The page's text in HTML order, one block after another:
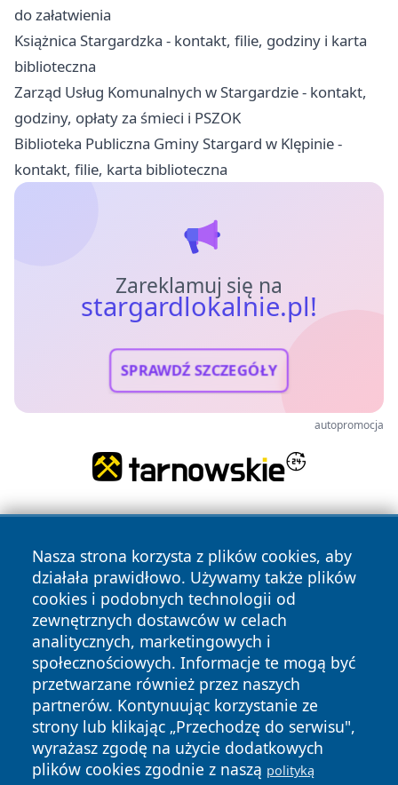
do załatwienia
Książnica Stargardzka - kontakt, filie, godziny i karta
biblioteczna
Zarząd Usług Komunalnych w Stargardzie - kontakt,
godziny, opłaty za śmieci i PSZOK
Biblioteka Publiczna Gminy Stargard w Klępinie -
kontakt, filie, karta biblioteczna
Zareklamuj się na
stargardlokalnie.pl!
SPRAWDŹ SZCZEGÓŁY
autopromocja
Nasza strona korzysta z plików cookies, aby
działała prawidłowo. Używamy także plików
cookies i podobnych technologii od
zewnętrznych dostawców w celach
analitycznych, marketingowych i
społecznościowych. Informacje te mogą być
przetwarzane również przez naszych
partnerów. Kontynuując korzystanie ze
strony lub klikając „Przechodzę do serwisu",
wyrażasz zgodę na użycie dodatkowych
plików cookies zgodnie z naszą polityką
Copyright © 2026 stargardlokalnie.pl Wszystkie prawa
zastrzeżone.
News Autorzy
Polityka
Prywatności
Polityka
Cookies